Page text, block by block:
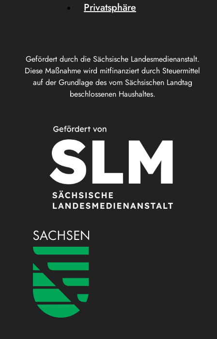
Gefördert durch die Sächsische Landesmedienanstalt.
Diese Maßnahme wird mitfinanziert durch Steuermittel
auf der Grundlage des vom Sächsischen Landtag
beschlossenen Haushaltes.
Privatsphäre